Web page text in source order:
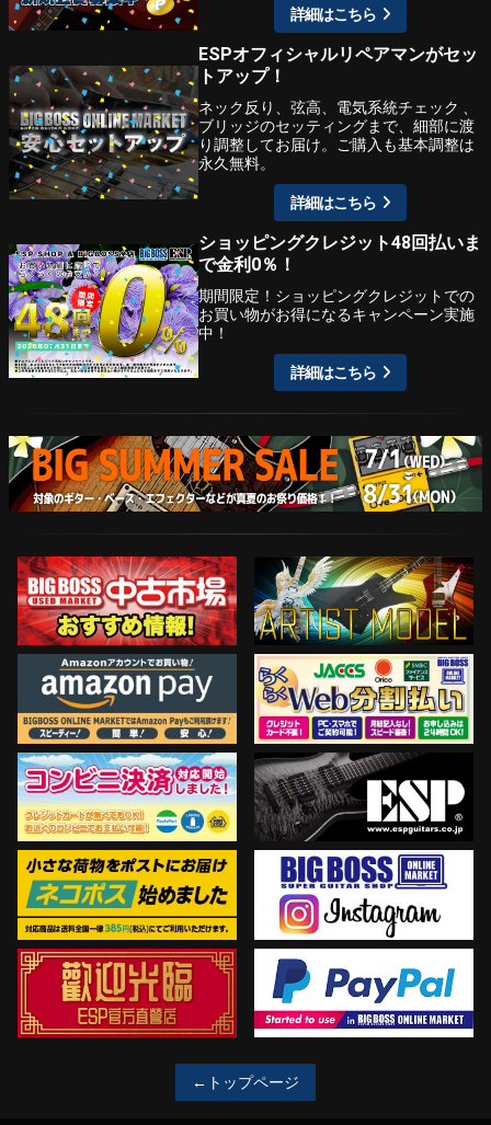
詳細はこちら
ESPオフィシャルリペアマンがセッ
トアップ！
ネック反り、弦高、電気系統チェック 、
ブリッジのセッティングまで、細部に渡
り調整してお届け。ご購入も基本調整は
永久無料。
詳細はこちら
ショッピングクレジット48回払いま
で金利0％！
期間限定！ショッピングクレジットでの
お買い物がお得になるキャンペーン実施
中！
詳細はこちら
←トップページ